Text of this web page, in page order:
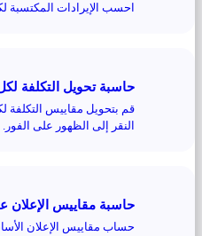
احسب الإيرادات المكتسبة لكل 1000 ظهور
حاسبة تحويل التكلفة
قم بتحويل مقاييس التكلفة
النقر إلى الظهور على الفور.
حاسبة مقاييس الإعلان
حساب مقاييس الإعلان